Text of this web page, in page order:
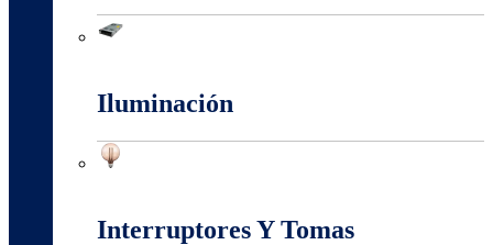
Iluminación
Interruptores Y Tomas